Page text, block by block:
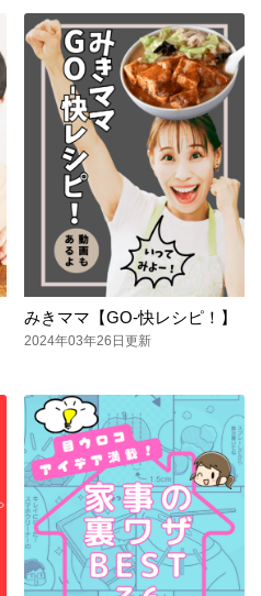
みきママ【GO-快レシピ！】
2024年03年26日更新